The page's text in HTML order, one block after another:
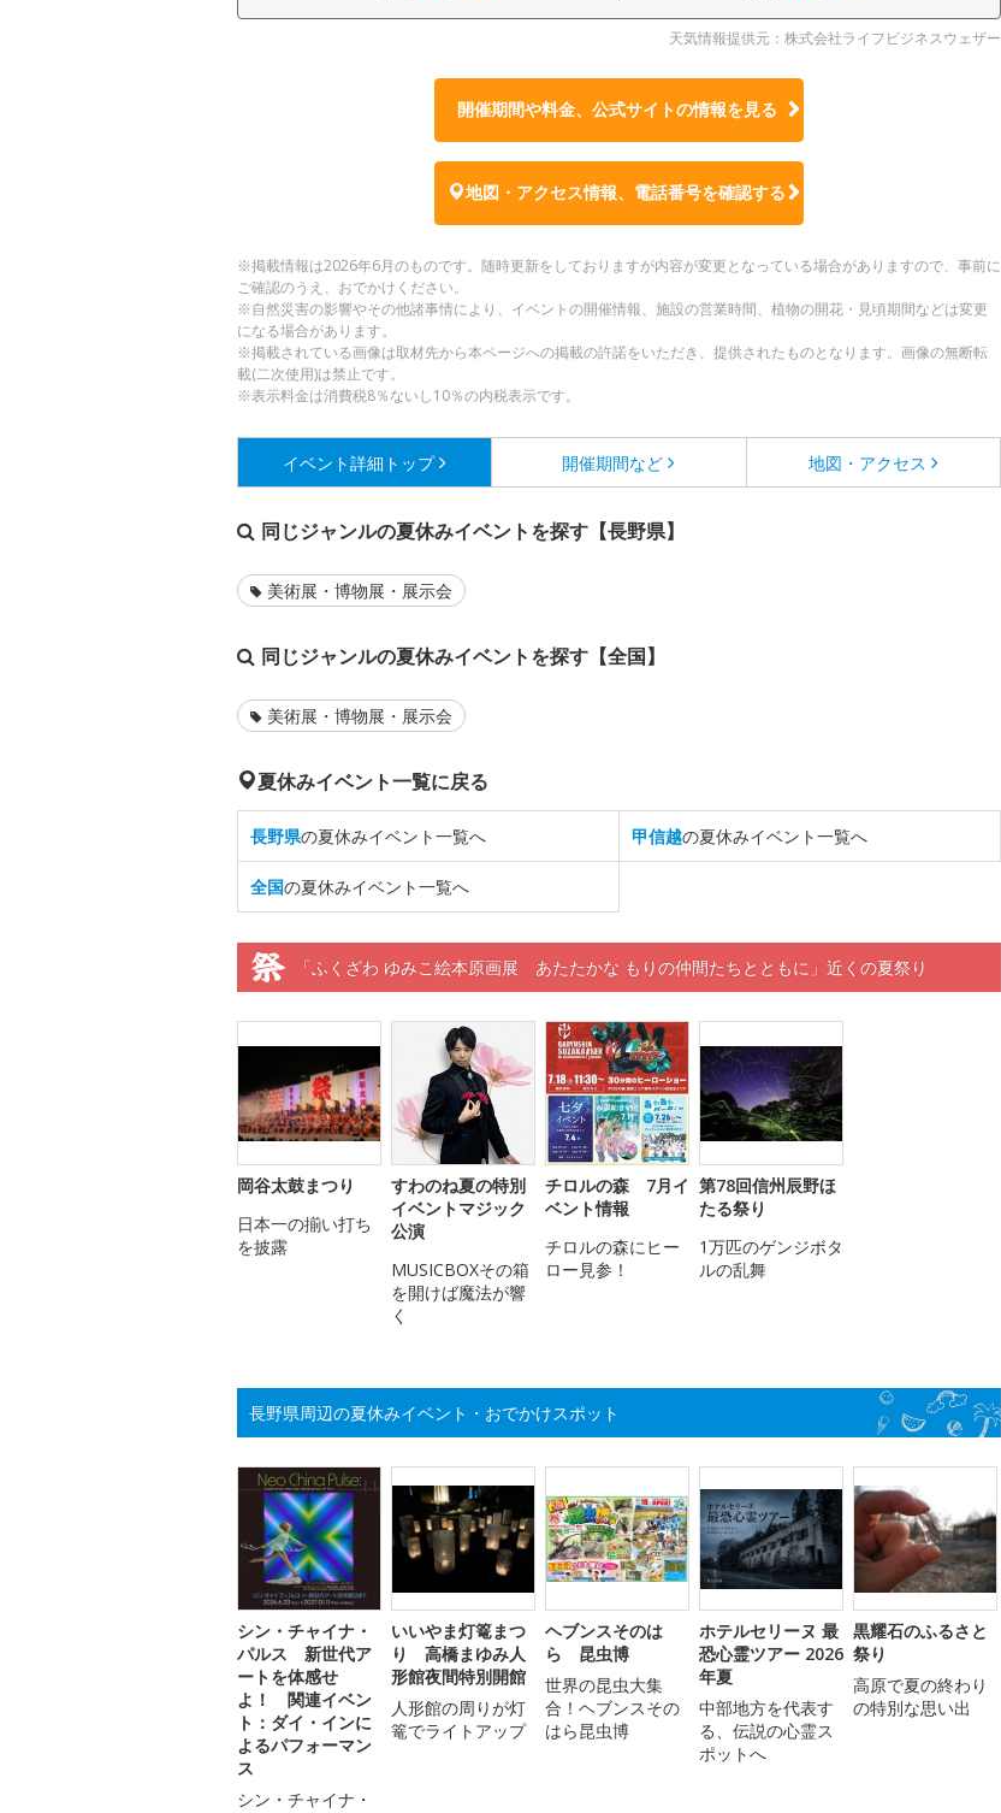
天気情報提供元：株式会社ライフビジネスウェザー
開催期間や料金、公式サイトの情報を見る
地図・アクセス情報、電話番号を確認する
※掲載情報は2026年6月のものです。随時更新をしておりますが内容が変更となっている場合がありますので、事前に
ご確認のうえ、おでかけください。
※自然災害の影響やその他諸事情により、イベントの開催情報、施設の営業時間、植物の開花・見頃期間などは変更
になる場合があります。
※掲載されている画像は取材先から本ページへの掲載の許諾をいただき、提供されたものとなります。画像の無断転
載(二次使用)は禁止です。
※表示料金は消費税8％ないし10％の内税表示です。
イベント詳細 トップ 開催期間など 地図・アクセス
同じジャンルの夏休みイベントを探す【長野県】
美術展・博物展・展示会
同じジャンルの夏休みイベントを探す【全国】
美術展・博物展・展示会
夏休みイベント一覧に戻る
長野県の夏休みイベント一覧へ 甲信越の夏休みイベント一覧へ
全国の夏休みイベント一覧へ
「ふくざわ ゆみこ絵本原画展 あたたかな もりの仲間たちとともに」近くの夏祭り
岡谷太鼓まつり
日本一の揃い打ち
を披露
すわのね夏の特別
イベントマジック
公演
MUSICBOXその箱
を開けば魔法が響
く
チロルの森 7月イ
ベント情報
チロルの森にヒー
ロー見参！
第78回信州辰野ほ
たる祭り
1万匹のゲンジボタ
ルの乱舞
長野県周辺の夏休みイベント・おでかけスポット
シン・チャイナ・
パルス 新世代ア
ートを体感せ
よ！ 関連イベン
ト：ダイ・インに
よるパフォーマン
ス
シン・チャイナ・
いいやま灯篭まつ
り 高橋まゆみ人
形館夜間特別開館
人形館の周りが灯
篭でライトアップ
ヘブンスそのは
ら 昆虫博
世界の昆虫大集
合！ヘブンスその
はら昆虫博
ホテルセリーヌ 最
恐心霊ツアー 2026
年夏
中部地方を代表す
る、伝説の心霊ス
ポットへ
黒耀石のふるさと
祭り
高原で夏の終わり
の特別な思い出